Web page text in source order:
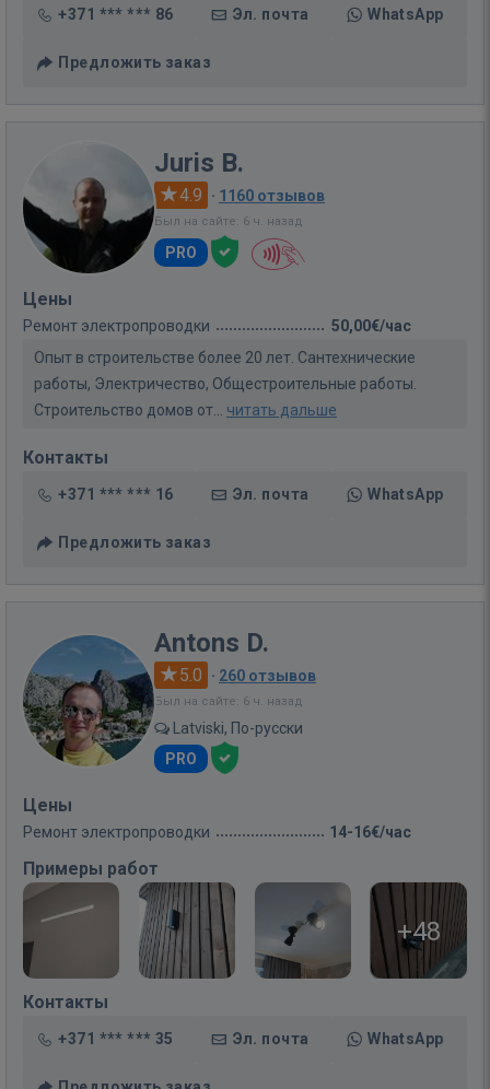
+371 *** *** 86 Эл. почта WhatsApp
Предложить заказ
Juris B.
4.9 · 1160 отзывов
Был на сайте: 6 ч. назад
PRO
Цены
Ремонт электропроводки
50,00€/час
Опыт в строительстве более 20 лет. Сантехнические
работы, Электричество, Общестроительные работы.
Строительство домов от... читать дальше
Контакты
+371 *** *** 16 Эл. почта WhatsApp
Предложить заказ
Antons D.
5.0 · 260 отзывов
Был на сайте: 6 ч. назад
Latviski, По-русски
PRO
Цены
Ремонт электропроводки 14-16€/час
Примеры работ
+48
Контакты
+371 *** *** 35 Эл. почта WhatsApp